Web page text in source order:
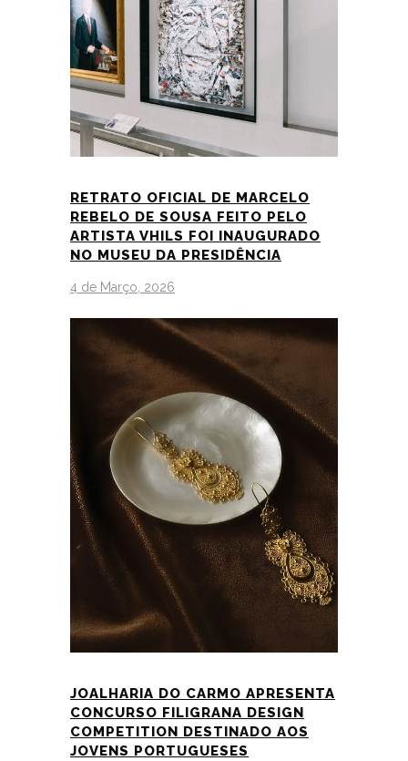
RETRATO OFICIAL DE MARCELO
REBELO DE SOUSA FEITO PELO
ARTISTA VHILS FOI INAUGURADO
NO MUSEU DA PRESIDÊNCIA
4 de Março, 2026
JOALHARIA DO CARMO APRESENTA
CONCURSO FILIGRANA DESIGN
COMPETITION DESTINADO AOS
JOVENS PORTUGUESES